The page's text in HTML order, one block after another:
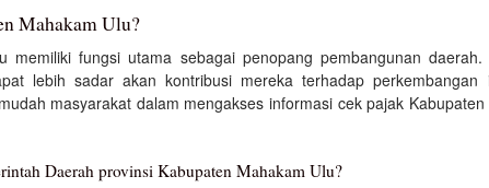
Mahakam Ulu?
memiliki fungsi utama sebagai penopang pembangunan
lebih sadar akan kontribusi mereka terhadap
masyarakat dalam mengakses informasi cek pajak
Daerah provinsi Kabupaten Mahakam Ulu?